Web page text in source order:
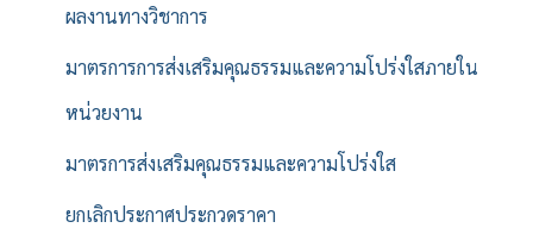
ผลงานทางวิชาการ
มาตรการการส่งเสริมคุณธรรมและความโปร่งใสภายใน
หน่วยงาน
มาตรการส่งเสริมคุณธรรมและความโปร่งใส
ยกเลิกประกาศประกวดราคา